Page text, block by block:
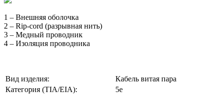
1 – Внешняя оболочка
2 – Rip-cord (разрывная нить)
3 – Медный проводник
4 – Изоляция проводника
Вид изделия:
Кабель витая пара
Категория (TIA/EIA):
5e